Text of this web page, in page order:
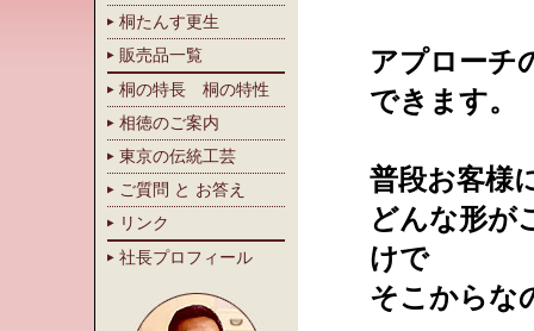
桐たんす更生
販売品一覧
桐の特長 桐の特性
相徳のご案内
東京の伝統工芸
ご質問 と お答え
リンク
社長プロフィール
アプローチ
できます。
普段お客様
どんな形が
けで
そこから